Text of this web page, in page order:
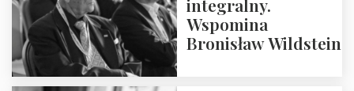
integralny.
Wspomina
Bronisław Wildstein